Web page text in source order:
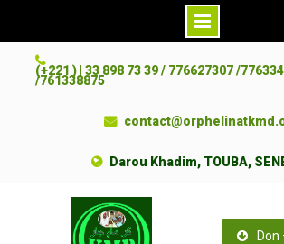
(+221 ) | 33 898 73 39 / 776627307 /
/761338875
Darou Khadim, TOUBA,